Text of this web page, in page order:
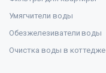
Умягчители воды
Обезжелезиватели воды
Очистка воды в коттедже